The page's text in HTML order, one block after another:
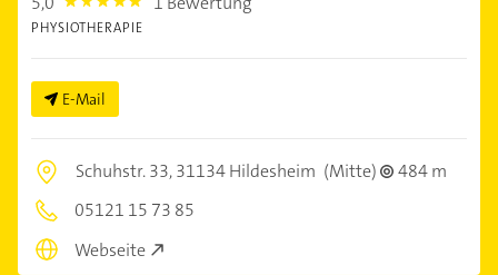
PHYSIOTHERAPIE
E-Mail
Schuhstr. 33,31134 Hildesheim (Mitte)
484 m
05121 15 73 85
Webseite